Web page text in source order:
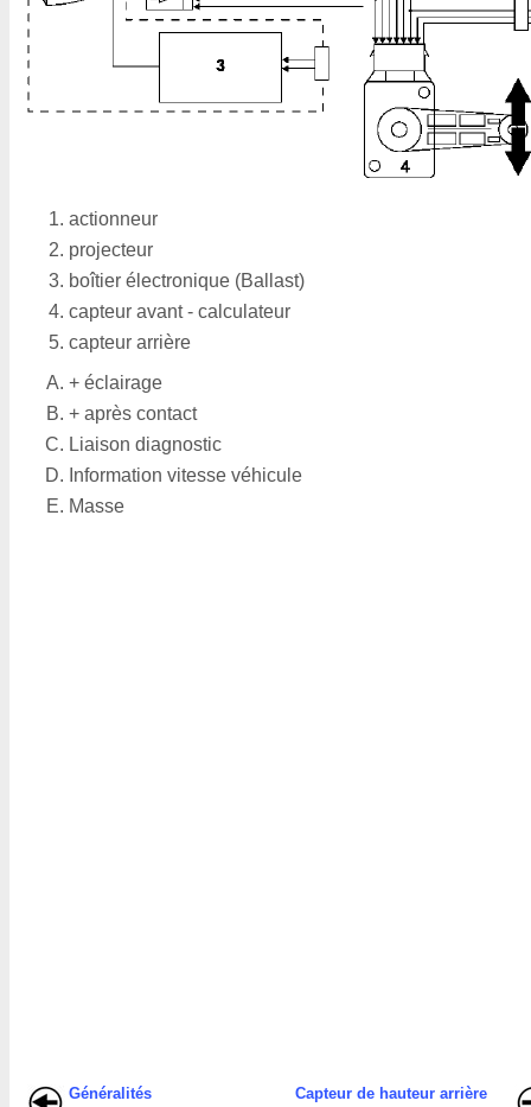
actionneur
projecteur
boîtier électronique (Ballast)
capteur avant - calculateur
capteur arrière
+ éclairage
+ après contact
Liaison diagnostic
Information vitesse véhicule
Masse
Généralités Capteur de hauteur arrière